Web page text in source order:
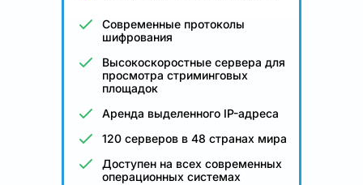
Современные протоколы
шифрования
Высокоскоростные сервера для
просмотра стриминговых
площадок
Аренда выделенного IP-адреса
120 серверов в 48 странах мира
Доступен на всех современных
операционных системах